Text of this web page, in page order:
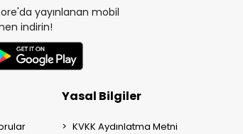
yayınlanan mobil
indirin!
Yasal Bilgiler
KVKK Aydınlatma Metni